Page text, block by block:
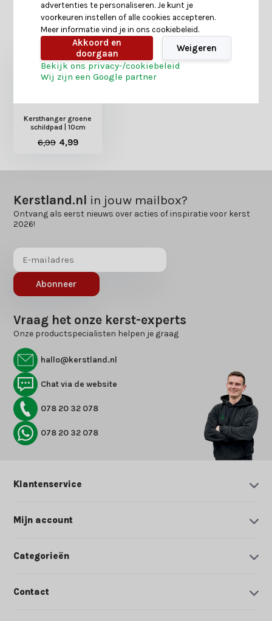
Heb je nog interesse in deze recent bekeken
producten?
Kersthanger groene
schildpad | 10cm
6,99 4,99
Kerstland.nl in jouw mailbox?
Ontvang als eerst nieuws over acties of inspiratie voor kerst
2026!
Abonneer
Vraag het onze kerst-experts
Onze productspecialisten helpen je graag
hallo@kerstland.nl
Chat via de website
078 20 32 078
078 20 32 078
Klantenservice
Mijn account
Categorieën
Contact
advertenties te personaliseren. Je kunt je
voorkeuren instellen of alle cookies accepteren.
Meer informatie vind je in ons cookiebeleid.
Akkoord en
doorgaan
Weigeren
Bekijk ons privacy-/cookiebeleid
Wij zijn een Google partner